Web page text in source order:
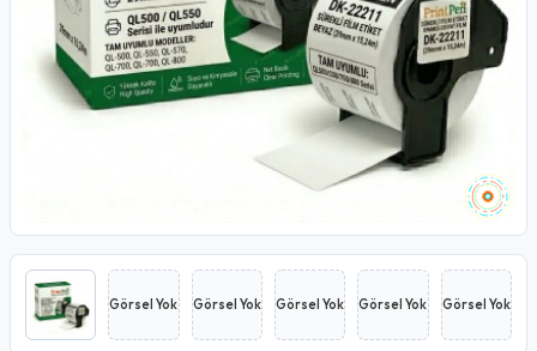
Görsel Yok Görsel Yok Görsel Yok Görsel Yok Görsel Yok